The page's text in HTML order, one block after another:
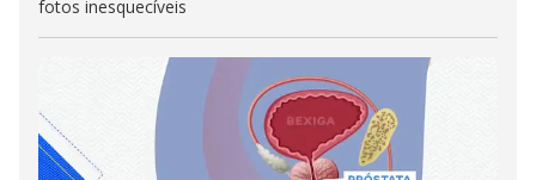
fotos inesquecíveis